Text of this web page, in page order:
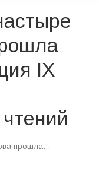
IX
прошла…